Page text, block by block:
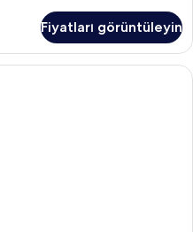
Fiyatları görüntüleyin
Çatı Katı Süiti (Penthouse) | Anti